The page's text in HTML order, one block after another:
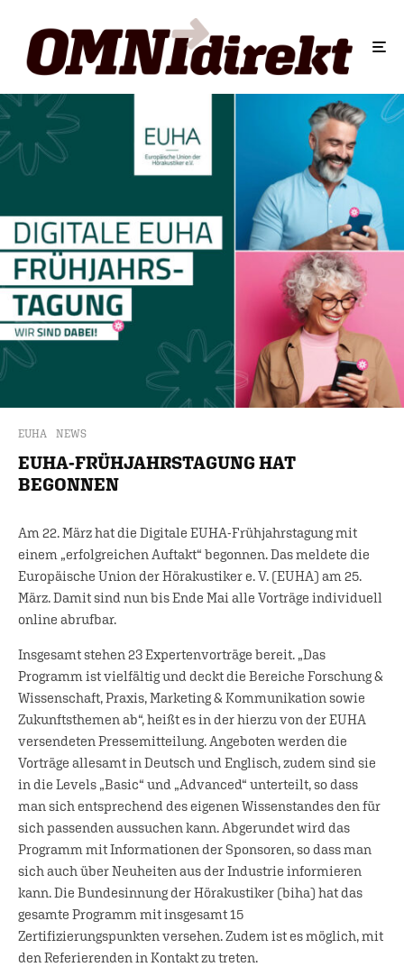
EUHA NEWS
EUHA-FRÜHJAHRSTAGUNG HAT
BEGONNEN
Am 22. März hat die Digitale EUHA-Frühjahrstagung mit
einem „erfolgreichen Auftakt“ begonnen. Das meldete die
Europäische Union der Hörakustiker e. V. (EUHA) am 25.
März. Damit sind nun bis Ende Mai alle Vorträge individuell
online abrufbar.
Insgesamt stehen 23 Expertenvorträge bereit. „Das
Programm ist vielfältig und deckt die Bereiche Forschung &
Wissenschaft, Praxis, Marketing & Kommunikation sowie
Zukunftsthemen ab“, heißt es in der hierzu von der EUHA
versendeten Pressemitteilung. Angeboten werden die
Vorträge allesamt in Deutsch und Englisch, zudem sind sie
in die Levels „Basic“ und „Advanced“ unterteilt, so dass
man sich entsprechend des eigenen Wissenstandes den für
sich passenden aussuchen kann. Abgerundet wird das
Programm mit Informationen der Sponsoren, so dass man
sich auch über Neuheiten aus der Industrie informieren
kann. Die Bundesinnung der Hörakustiker (biha) hat das
gesamte Programm mit insgesamt 15
Zertifizierungspunkten versehen. Zudem ist es möglich, mit
den Referierenden in Kontakt zu treten.